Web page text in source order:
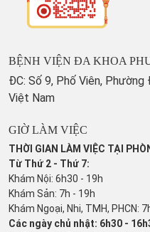
BỆNH VIỆN ĐA KHOA
ĐC: Số 9, Phố Viên,
Việt Nam
GIỜ LÀM VIỆC
THỜI GIAN LÀM VIỆC TẠI
Từ Thứ 2 - Thứ 7:
Khám Nội: 6h30 - 19h
Khám Sản: 7h - 19h
Khám Ngoại, Nhi, TMH, PHCN:
Các ngày chủ nhật: 6h30 -